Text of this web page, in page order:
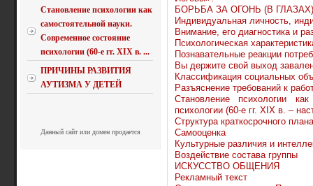
Становление психологии как
самостоятельной науки.
Современное состояние
психологии (60-е гг. XIX в. ...
ПРИЧИНЫ РАЗВИТИЯ
АУТИЗМА У ДЕТЕЙ
Данный сайт или домен продается
БОРЬБА ЗА ОГОНЬ (В ГЛАЗАХ)
Индивидуальная личность,
Внимание, его диагностика и
Психологическая
Познавательные реакции
Вы держите свой выход
Классификация социальных
Разъяснение требований к
Становление психологии
психологии (60-е гг. XIX в. –
Структура краткосрочного
Самооценка
Культурные различия и
Воздействие состава группы
ИСКУССТВО ОБЩЕНИЯ
Рекламный текст